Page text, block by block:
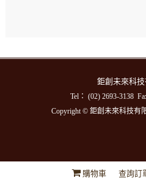
購物車 查詢訂
鉅創未來科
Tel： (02) 2693-3138
Copyright © 鉅創未來科技有